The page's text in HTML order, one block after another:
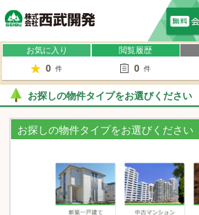
お気に入り
0 件
閲覧履歴
0 件
お探しの物件タイプをお選びください
お探しの物件タイプをお選びください